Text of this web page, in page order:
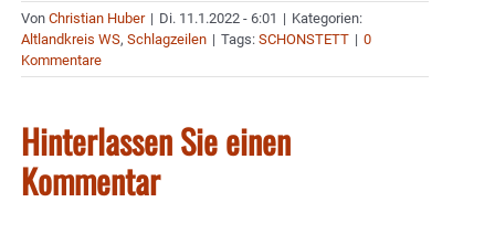
Von Christian Huber | Di. 11.1.2022 - 6:01 | Kategorien:
Altlandkreis WS, Schlagzeilen | Tags: SCHONSTETT | 0
Kommentare
Hinterlassen Sie einen
Kommentar